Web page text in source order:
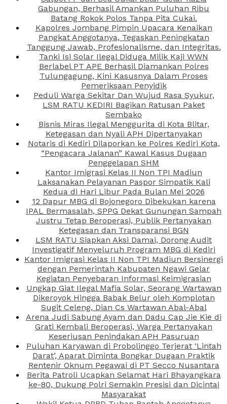
Gabungan, Berhasil Amankan Puluhan Ribu
Batang Rokok Polos Tanpa Pita Cukai.
Kapolres Jombang Pimpin Upacara Kenaikan
Pangkat Anggotanya, Tegaskan Peningkatan
Tanggung Jawab, Profesionalisme, dan Integritas.
Tanki Isi Solar Ilegal Diduga Milik Kaji WWN
Berlabel PT APE Berhasil Diamankan Polres
Tulungagung, Kini Kasusnya Dalam Proses
Pemeriksaan Penyidik
Peduli Warga Sekitar Dan Wujud Rasa Syukur,
LSM RATU KEDIRI Bagikan Ratusan Paket
Sembako
Bisnis Miras Ilegal Menggurita di Kota Blitar,
Ketegasan dan Nyali APH Dipertanyakan
Notaris di Kediri Dilaporkan ke Polres Kediri Kota,
“Pengacara Jalanan” Kawal Kasus Dugaan
Penggelapan SHM
Kantor Imigrasi Kelas II Non TPI Madiun
Laksanakan Pelayanan Paspor Simpatik Kali
Kedua di Hari Libur Pada Bulan Mei 2026
12 Dapur MBG di Bojonegoro Dibekukan karena
IPAL Bermasalah, SPPG Dekat Gunungan Sampah
Justru Tetap Beroperasi, Publik Pertanyakan
Ketegasan dan Transparansi BGN
LSM RATU Siapkan Aksi Damai, Dorong Audit
Investigatif Menyeluruh Program MBG di Kediri
Kantor Imigrasi Kelas II Non TPI Madiun Bersinergi
dengan Pemerintah Kabupaten Ngawi Gelar
Kegiatan Penyebaran Informasi Keimigrasian
Ungkap Giat Ilegal Mafia Solar, Seorang Wartawan
Dikeroyok Hingga Babak Belur oleh Komplotan
Sugit Celeng, Dian Cs Wartawan Abal-Abal
Arena Judi Sabung Ayam dan Dadu Cap Jie Kie di
Grati Kembali Beroperasi, Warga Pertanyakan
Keseriusan Penindakan APH Pasuruan
Puluhan Karyawan di Probolinggo Terjerat ‘Lintah
Darat’, Aparat Diminta Bongkar Dugaan Praktik
Rentenir Oknum Pegawai di PT Secco Nusantara
Berita Patroli Ucapkan Selamat Hari Bhayangkara
ke-80, Dukung Polri Semakin Presisi dan Dicintai
Masyarakat